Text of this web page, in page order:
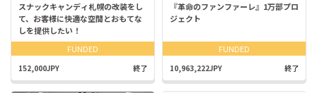
スナックキャンディ札幌の改装をし
て、お客様に快適な空間とおもてな
しを提供したい！
FUNDED
152,000JPY 終了
『革命のファンファーレ』1万部プロ
ジェクト
FUNDED
10,963,222JPY 終了